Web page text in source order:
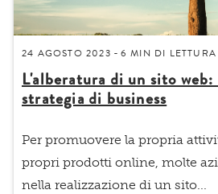
24 AGOSTO 2023 - 6 MIN DI LETTURA
L'alberatura di un sito
strategia di business
Per promuovere la propria
propri prodotti online, molte
nella realizzazione di un sito...